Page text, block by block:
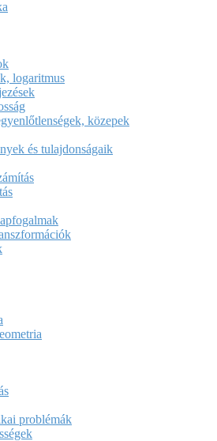
logaritmus
közepek
és tulajdonságaik
problémák